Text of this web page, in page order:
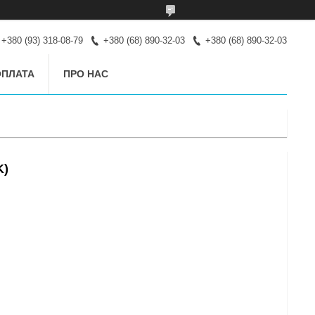
+380 (93) 318-08-79 +380 (68) 890-32-03 +380 (68) 890-32-03
ПРО НАС